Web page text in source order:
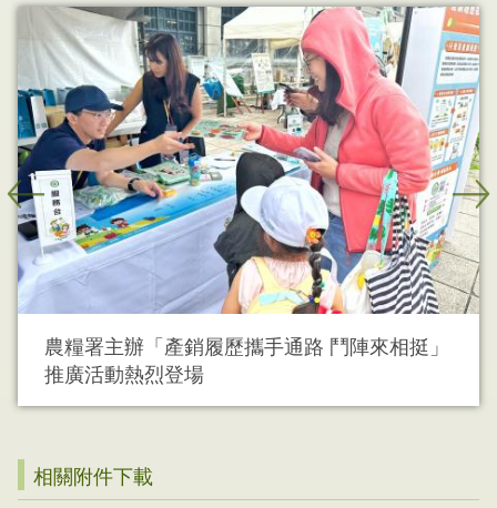
農糧署主辦「產銷履歷攜手通路 鬥陣來相挺」
推廣活動熱烈登場
相關附件下載